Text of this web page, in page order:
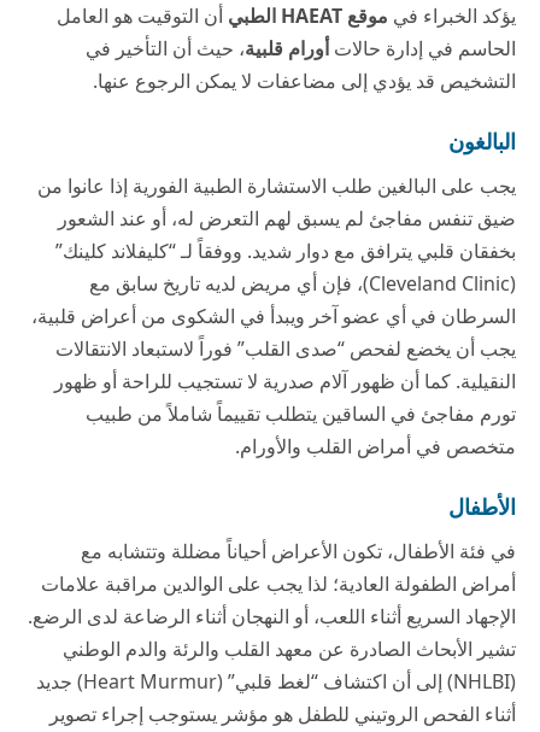
يؤكد الخبراء في موقع HAEAT الطبي
أن التوقيت هو العامل
الحاسم في إدارة حالاتأورام قلبية، حيث أن التأخير في
التشخيص قد يؤدي إلى مضاعفات لا يمكن الرجوع عنها.
البالغون
يجب على البالغين طلب الاستشارة الطبية الفورية إذا عانوا من
ضيق تنفس مفاجئ لم يسبق لهم التعرض له، أو عند الشعور
بخفقان قلبي يترافق مع دوار شديد. ووفقاً لـ “كليفلاند كلينك”
(
Cleveland Clinic)، فإن أي مريض لديه تاريخ سابق مع
السرطان في أي عضو آخر ويبدأ في الشكوى من أعراض قلبية،
يجب أن يخضع لفحص “صدى القلب” فوراً لاستبعاد الانتقالات
النقيلية. كما أن ظهور آلام صدرية لا تستجيب للراحة أو ظهور
تورم مفاجئ في الساقين يتطلب تقييماً شاملاً من طبيب
متخصص في أمراض القلب والأورام.
الأطفال
في فئة الأطفال، تكون الأعراض أحياناً مضللة وتتشابه مع
أمراض الطفولة العادية؛ لذا يجب على الوالدين مراقبة علامات
الإجهاد السريع أثناء اللعب، أو النهجان أثناء الرضاعة لدى الرضع.
تشير الأبحاث الصادرة عن معهد القلب والرئة والدم الوطني
(NHLBI) إلى أن اكتشاف “لغط قلبي” (Heart Murmur) جديد
أثناء الفحص الروتيني للطفل هو مؤشر يستوجب إجراء تصوير